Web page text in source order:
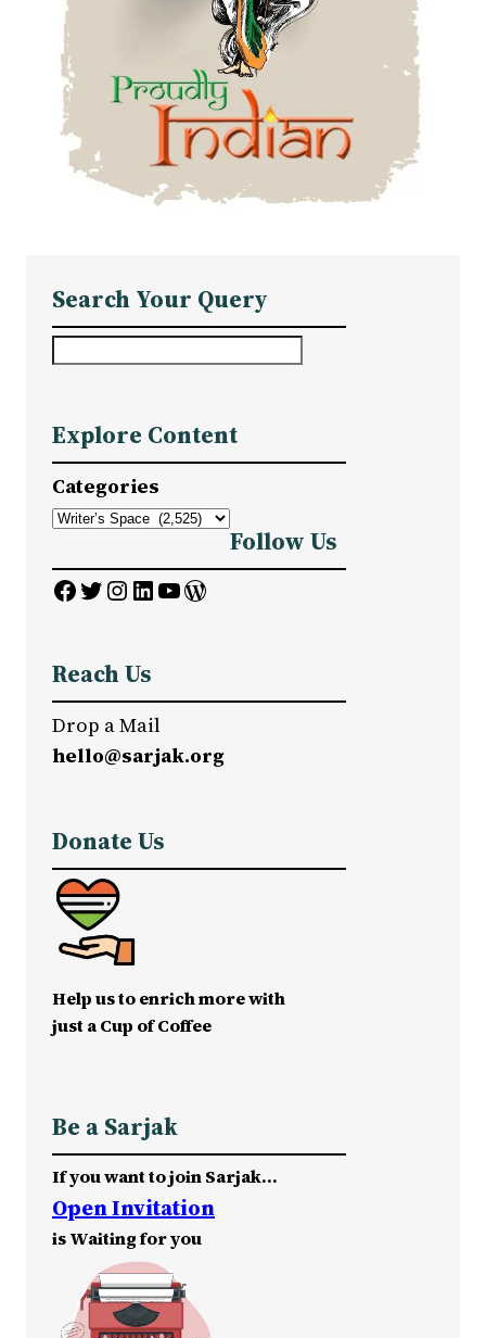
Search Your Query
r
c
h
Explore Content
Categories
Follow Us
Facebook Twitter InstagramLinkedIn YouTube WordPress
Reach Us
Drop a Mail
hello@sarjak.org
Donate Us
Help us to enrich more with
just a Cup of Coffee
Be a Sarjak
If you want to join Sarjak…
Open Invitation
is Waiting for you